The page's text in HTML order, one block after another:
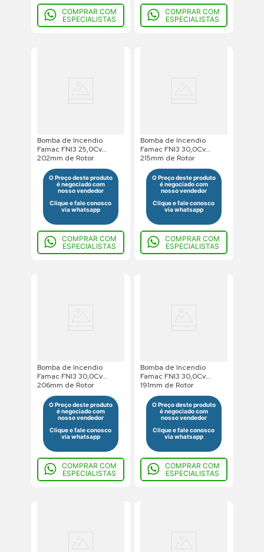
COMPRAR COM
ESPECIALISTAS
COMPRAR COM
ESPECIALISTAS
Bomba de Incendio
Famac FNI3 25,0Cv
202mm de Rotor
380/660V Trifasico Saída
Roscada
O Preço deste produto
é negociado com
nosso vendedor
Clique e fale conosco
via whatsapp
COMPRAR COM
ESPECIALISTAS
Bomba de Incendio
Famac FNI3 30,0Cv
215mm de Rotor
220/380/440V Trifasico
Saida Flangeada
O Preço deste produto
é negociado com
nosso vendedor
Clique e fale conosco
via whatsapp
COMPRAR COM
ESPECIALISTAS
Bomba de Incendio
Famac FNI3 30,0Cv
206mm de Rotor
220/380/440V Trifasico
Saida Flangeada
O Preço deste produto
é negociado com
nosso vendedor
Clique e fale conosco
via whatsapp
COMPRAR COM
ESPECIALISTAS
Bomba de Incendio
Famac FNI3 30,0Cv
191mm de Rotor
380/660V Trifasico Saida
Flangeada
O Preço deste produto
é negociado com
nosso vendedor
Clique e fale conosco
via whatsapp
COMPRAR COM
ESPECIALISTAS